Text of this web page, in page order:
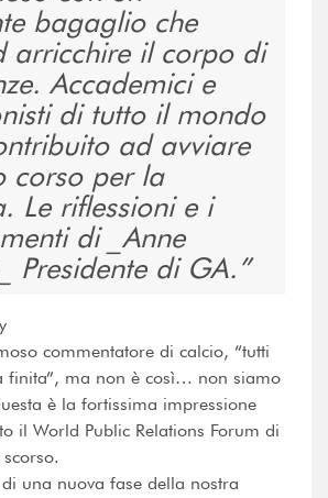
bagaglio che
arricchire il corpo di
Accademici e
di tutto il mondo
ad avviare
corso per la
Le riflessioni e i
di _Anne
Presidente di GA.
commentatore di calcio, “tutti
finita”, ma non è così… non siamo
è la fortissima impressione
il World Public Relations Forum di
una nuova fase della nostra